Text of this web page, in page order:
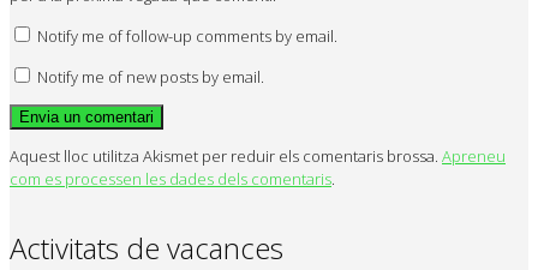
Notify me of follow-up comments by email.
Notify me of new posts by email.
Aquest lloc utilitza Akismet per reduir els comentaris brossa. Apreneu
com es processen les dades dels comentaris.
Activitats de vacances